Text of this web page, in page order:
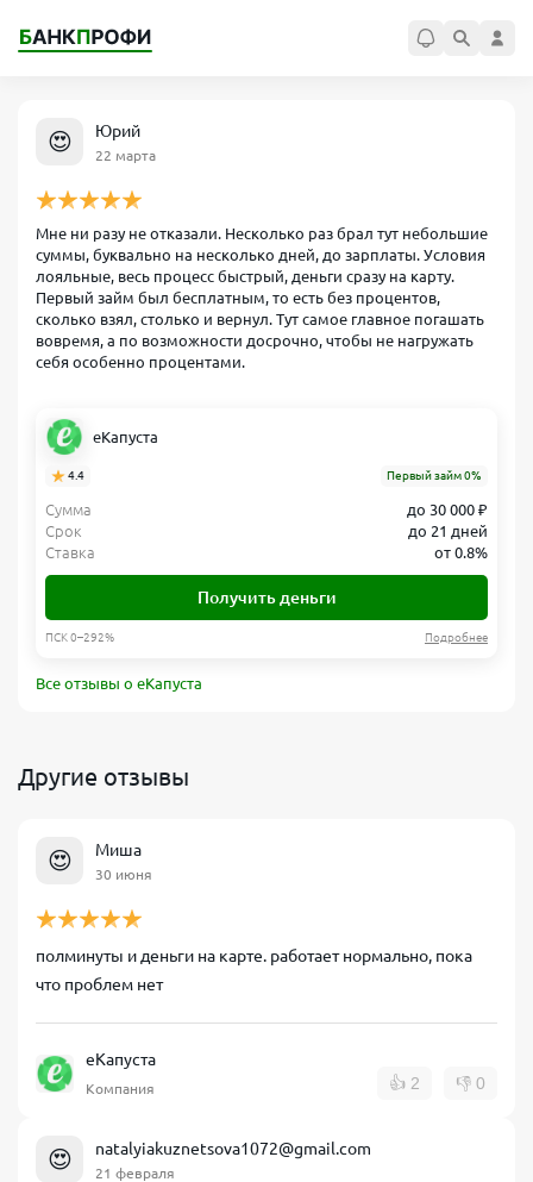
😍 Юрий
22 марта
Мне ни разу не отказали. Несколько раз брал тут небольшие
суммы, буквально на несколько дней, до зарплаты. Условия
лояльные, весь процесс быстрый, деньги сразу на карту.
Первый займ был бесплатным, то есть без процентов,
сколько взял, столько и вернул. Тут самое главное погашать
вовремя, а по возможности досрочно, чтобы не нагружать
себя особенно процентами.
еКапуста
4.4 Первый займ 0%
Сумма
до 30 000 ₽
Срок
до 21 дней
Ставка
от 0.8%
Получить деньги
ПСК 0–292% Подробнее
Все отзывы о еКапуста
Другие отзывы
😍 Миша
30 июня
полминуты и деньги на карте. работает нормально, пока
что проблем нет
еКапуста
Компания 👍 2 👎 0
😍 natalyiakuznetsova1072@gmail.com
21 февраля